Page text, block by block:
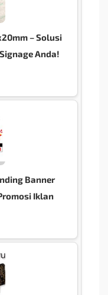
– Solusi
Anda!
Banner
Iklan